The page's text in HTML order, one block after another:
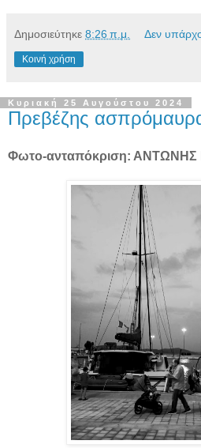
Δημοσιεύτηκε 8:26 π.μ. Δεν
Κοινή χρήση
Κυριακή 25 Αυγούστου 2024
Πρεβέζης
Φωτο-ανταπόκριση: